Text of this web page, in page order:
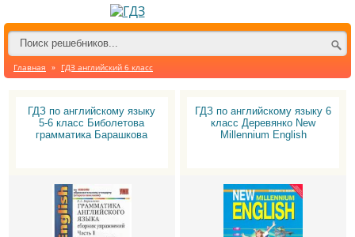
Главная » ГДЗ английский 6 класс
ГДЗ по английскому языку
5-6 класс Биболетова
грамматика Барашкова
ГДЗ по английскому языку 6
класс Деревянко New
Millennium English